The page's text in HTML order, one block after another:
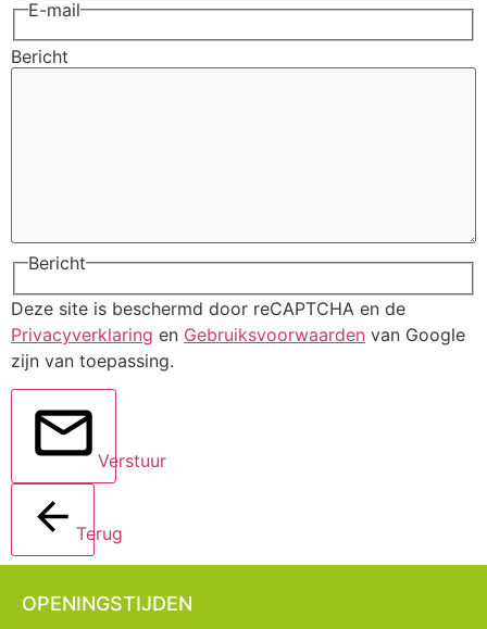
E-mail
Bericht
Bericht
Deze site is beschermd door reCAPTCHA en de
Privacyverklaring en Gebruiksvoorwaarden van Google
zijn van toepassing.
Verstuur
Terug
OPENINGSTIJDEN